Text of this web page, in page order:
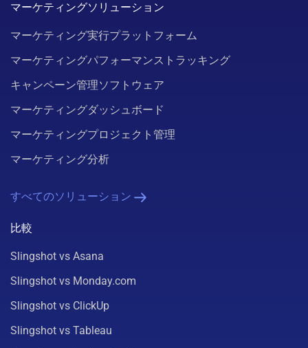
マーケティングソリューション
マーケティング実行プラットフォーム
マーケティングパフォーマンストラッキング
キャンペーン管理ソフトウェア
マーケティングダッシュボード
マーケティングプロジェクト管理
マーケティング分析
すべてのソリューション
比較
Slingshot vs Asana
Slingshot vs Monday.com
Slingshot vs ClickUp
Slingshot vs Tableau